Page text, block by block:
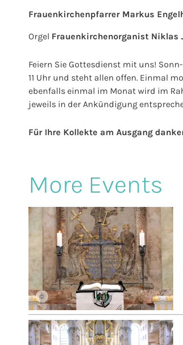
Frauenkirchenpfarrer Markus
Orgel Frauenkirchenorganist Niklas
Feiern Sie Gottesdienst mit uns!
11 Uhr und steht allen offen. Einmal
ebenfalls einmal im Monat wird im
jeweils in der Ankündigung
Für Ihre Kollekte am Ausgang
More Events
©